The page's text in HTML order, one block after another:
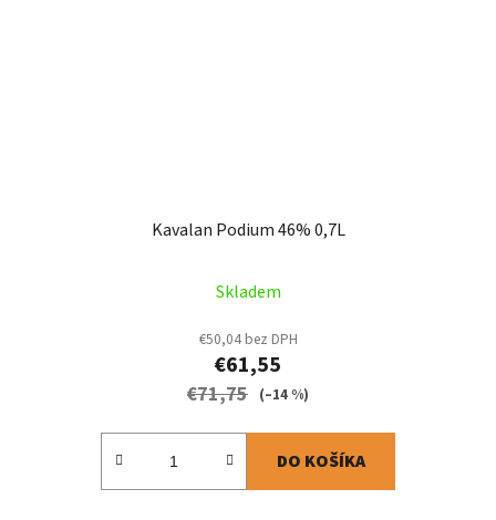
Kavalan Podium 46% 0,7L
Skladem
€50,04 bez DPH
€61,55
€71,75 (–14 %)
DO KOŠÍKA